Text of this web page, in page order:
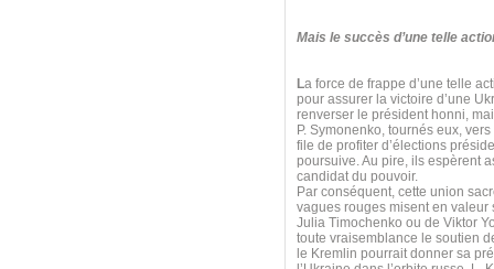
Mais le succès d’une telle
La force de frappe d’une telle
pour assurer la victoire d’une
renverser le président honni,
P. Symonenko, tournés eux,
file de profiter d’élections
poursuive. Au pire, ils espèrent
candidat du pouvoir.
Par conséquent, cette union
vagues rouges misent en
Julia Timochenko ou de Viktor
toute vraisemblance le soutien
le Kremlin pourrait donner sa